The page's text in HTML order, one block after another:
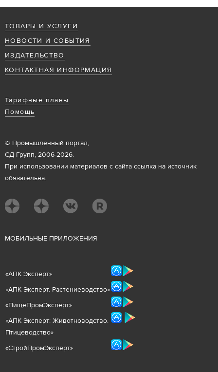
ТОВАРЫ И УСЛУГИ
НОВОСТИ И СОБЫТИЯ
ИЗДАТЕЛЬСТВО
КОНТАКТНАЯ ИНФОРМАЦИЯ
Тарифные планы
Помощь
© Промышленный портал,
СД Групп, 2006-2026.
При использовании материалов с сайта ссылка на источник
обязательна.
МОБИЛЬНЫЕ ПРИЛОЖЕНИЯ
«АПК Эксперт»
«АПК Эксперт. Растениеводство»
«ПищеПромЭксперт»
«АПК Эксперт: Животноводство.
Птицеводство»
«СтройПромЭксперт»